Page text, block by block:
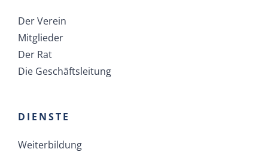
Der Verein
Mitglieder
Der Rat
Die Geschäftsleitung
DIENSTE
Weiterbildung